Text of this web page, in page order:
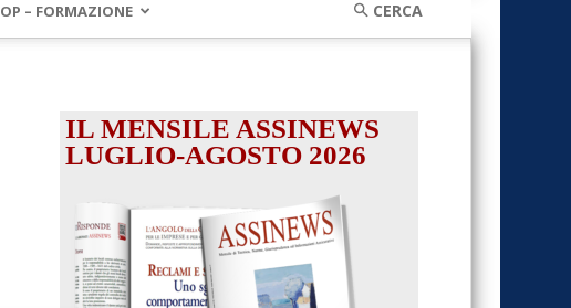
– FORMAZIONE
IL MENSILE ASSINEWS
LUGLIO-AGOSTO 2026